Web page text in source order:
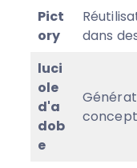
Pict
ory
dans
luci
ole
d'a
dob
e